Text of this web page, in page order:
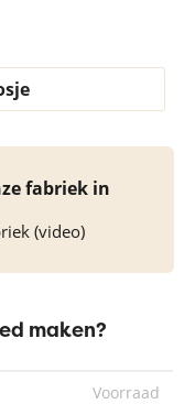
fabriek in
(video)
maken?
Voorraad